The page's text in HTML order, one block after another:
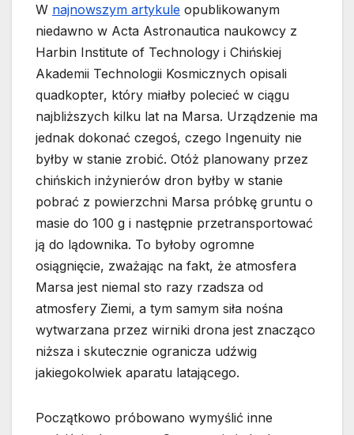
W najnowszym artykule opublikowanym
niedawno w Acta Astronautica naukowcy z
Harbin Institute of Technology i Chińskiej
Akademii Technologii Kosmicznych opisali
quadkopter, który miałby polecieć w ciągu
najbliższych kilku lat na Marsa. Urządzenie ma
jednak dokonać czegoś, czego Ingenuity nie
byłby w stanie zrobić. Otóż planowany przez
chińskich inżynierów dron byłby w stanie
pobrać z powierzchni Marsa próbkę gruntu o
masie do 100 g i następnie przetransportować
ją do lądownika. To byłoby ogromne
osiągnięcie, zważając na fakt, że atmosfera
Marsa jest niemal sto razy rzadsza od
atmosfery Ziemi, a tym samym siła nośna
wytwarzana przez wirniki drona jest znacząco
niższa i skutecznie ogranicza udźwig
jakiegokolwiek aparatu latającego.
Początkowo próbowano wymyślić inne